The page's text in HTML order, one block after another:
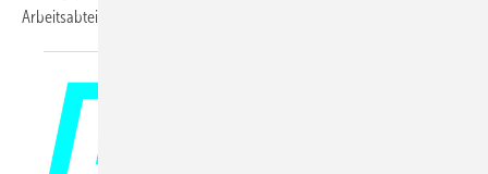
Arbeitsabteilungen des